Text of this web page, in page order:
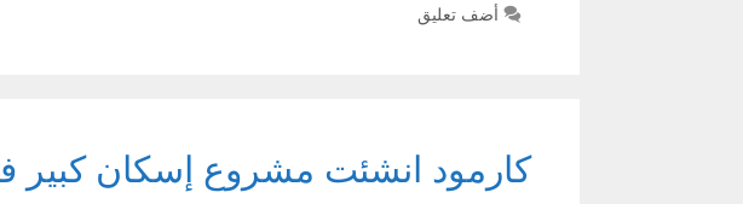
أضف تعليق
كارمود انشئت مشروع إسكان كبير